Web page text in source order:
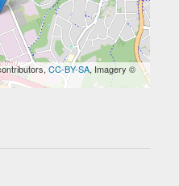
CC-BY-SA, Imagery ©